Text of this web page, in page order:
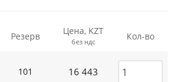
Резерв Цена, KZT
без ндс Кол-во
101 16 443